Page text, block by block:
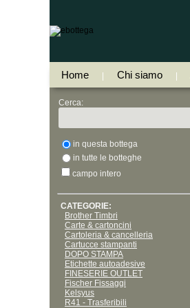
Home Chi siamo
Cerca:
in questa bottega
in tutte le botteghe
campo intero
CATEGORIE:
Brother Timbri
Carte & cartoncini
Cartoleria & cancelleria
Cartucce stampanti
DOPO STAMPA
Etichette autoadesive
FINESERIE OUTLET
Fischer Fissaggi
Kelsyus
R41 - Trasferibili